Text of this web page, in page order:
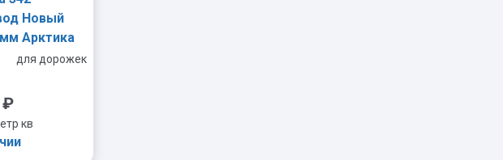
Новый
Арктика
для дорожек
₽
кв